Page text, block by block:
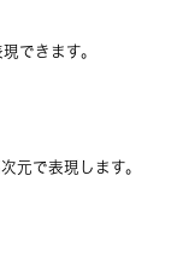
できます。
元で表現します。